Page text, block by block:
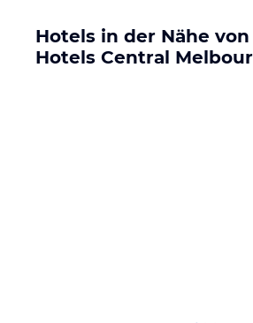
Hotels in der Nähe
Hotels Central